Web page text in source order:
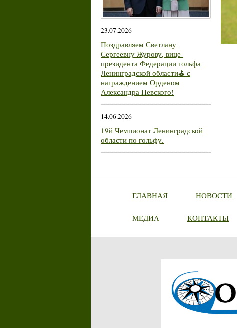
23.07.2026
Поздравляем Светлану
Сергеевну Журову, вице-
президента Федерации гольфа
Ленинградской области⛳ с
награждением Орденом
Александра Невского!
14.06.2026
19й Чемпионат Ленинградской
области по гольфу.
ГЛАВНАЯ НОВОСТИ
МЕДИА КОНТАКТЫ